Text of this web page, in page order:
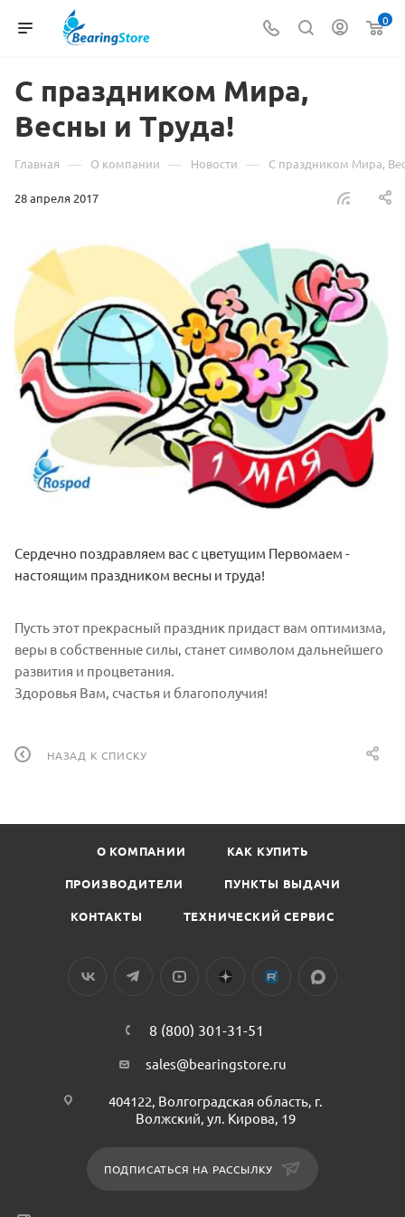
0
С праздником Мира,
Весны и Труда!
Главная — О компании — Новости — С праздником Мира,
28 апреля 2017
Сердечно поздравляем вас с цветущим Первомаем -
настоящим праздником весны и труда!
Пусть этот прекрасный праздник придаст вам оптимизма,
веры в собственные силы, станет символом дальнейшего
развития и процветания.
Здоровья Вам, счастья и благополучия!
НАЗАД К СПИСКУ
О КОМПАНИИ КАК КУПИТЬ
ПРОИЗВОДИТЕЛИ ПУНКТЫ ВЫДАЧИ
КОНТАКТЫ ТЕХНИЧЕСКИЙ СЕРВИС
8 (800) 301-31-51
sales@bearingstore.ru
404122, Волгоградская область, г.
Волжский, ул. Кирова, 19
ПОДПИСАТЬСЯ НА РАССЫЛКУ